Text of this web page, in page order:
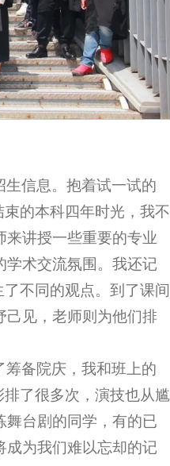
信息。抱着试一试的
的本科四年时光，我不
来讲授一些重要的专业
学术交流氛围。我还记
不同的观点。到了课间
己见，老师则为他们排
备院庆，我和班上的
了很多次，演技也从尴
舞台剧的同学，有的已
成为我们难以忘却的记